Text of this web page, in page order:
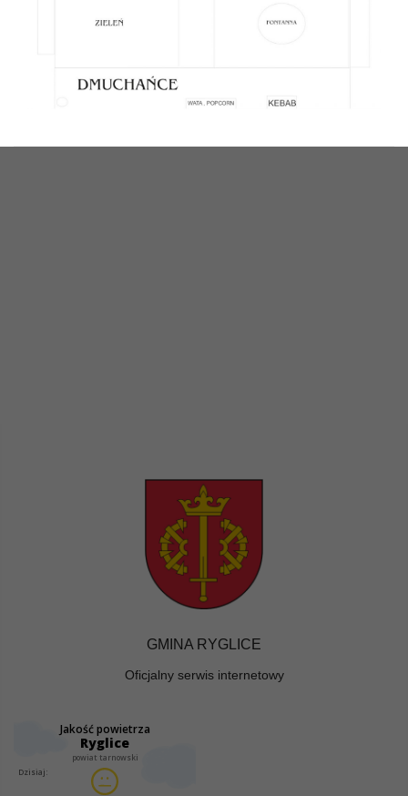
GMINA RYGLICE
Oficjalny serwis internetowy